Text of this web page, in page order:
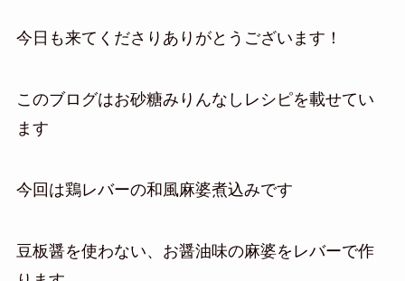
今日も来てくださりありがとうございます！
このブログはお砂糖みりんなしレシピを載せてい
ます
今回は鶏レバーの和風麻婆煮込みです
豆板醤を使わない、お醤油味の麻婆をレバーで作